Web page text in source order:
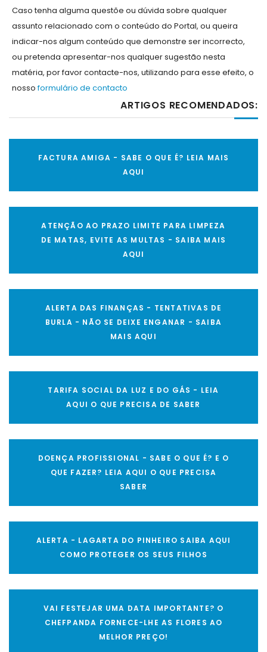
Caso tenha alguma questõe ou dúvida sobre qualquer
assunto relacionado com o conteúdo do Portal, ou queira
indicar-nos algum conteúdo que demonstre ser incorrecto,
ou pretenda apresentar-nos qualquer sugestão nesta
matéria, por favor contacte-nos, utilizando para esse efeito, o
nossoformulário de contacto
ARTIGOS RECOMENDADOS:
FACTURA AMIGA - SABE O QUE É? LEIA MAIS
AQUI
ATENÇÃO AO PRAZO LIMITE PARA LIMPEZA
DE MATAS, EVITE AS MULTAS - SAIBA MAIS
AQUI
ALERTA DAS FINANÇAS - TENTATIVAS DE
BURLA - NÃO SE DEIXE ENGANAR - SAIBA
MAIS AQUI
TARIFA SOCIAL DA LUZ E DO GÁS - LEIA
AQUI O QUE PRECISA DE SABER
DOENÇA PROFISSIONAL - SABE O QUE É? E O
QUE FAZER? LEIA AQUI O QUE PRECISA
SABER
ALERTA - LAGARTA DO PINHEIRO SAIBA AQUI
COMO PROTEGER OS SEUS FILHOS
VAI FESTEJAR UMA DATA IMPORTANTE? O
CHEFPANDA FORNECE-LHE AS FLORES AO
MELHOR PREÇO!